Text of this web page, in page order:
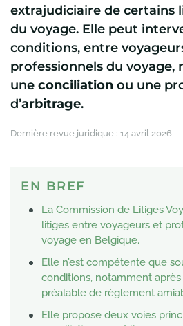
extrajudiciaire de certains
du voyage. Elle peut
conditions, entre
professionnels du voyage,
une conciliation ou une
d’arbitrage.
Dernière revue juridique : 14 avril 2026
EN BREF
La Commission de Litiges
litiges entre voyageurs et
voyage en Belgique.
Elle n’est compétente que
conditions, notamment
préalable de règlement
Elle propose deux voies